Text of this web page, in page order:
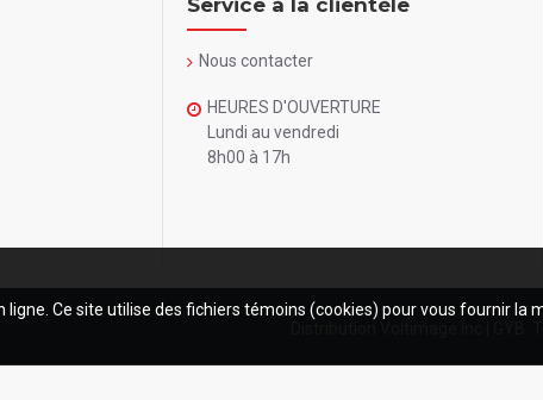
Service à la clientèle
Nous contacter
HEURES D'OUVERTURE
Lundi au vendredi
8h00 à 17h
ligne. Ce site utilise des fichiers témoins (cookies) pour vous fournir